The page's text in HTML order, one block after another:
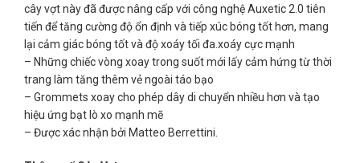
cây vợt này đã được nâng cấp với công nghệ Auxetic 2.0 tiên
tiến để tăng cường độ ổn định và tiếp xúc bóng tốt hơn, mang
lại cảm giác bóng tốt và độ xoáy tối đa.xoáy cực mạnh
– Những chiếc vòng xoay trong suốt mới lấy cảm hứng từ thời
trang làm tăng thêm vẻ ngoài táo bạo
– Grommets xoay cho phép dây di chuyển nhiều hơn và tạo
hiệu ứng bạt lò xo mạnh mẽ
– Được xác nhận bởi Matteo Berrettini.